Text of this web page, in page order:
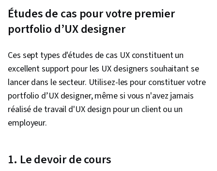
Études de cas pour votre premier
portfolio d’UX designer
Ces sept types d'études de cas UX constituent un
excellent support pour les UX designers souhaitant se
lancer dans le secteur. Utilisez-les pour constituer votre
portfolio d’UX designer, même si vous n'avez jamais
réalisé de travail d'UX design pour un client ou un
employeur.
1. Le devoir de cours